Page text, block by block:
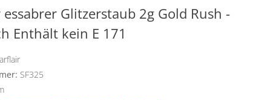
Glitzerstaub 2g Gold Rush -
Enthält kein E 171
SF325